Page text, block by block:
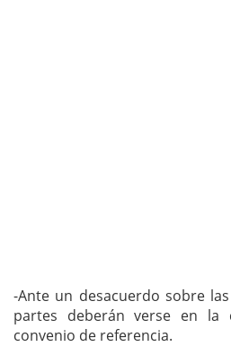
-Ante un desacuerdo sobre
partes deberán verse en la
convenio de referencia.